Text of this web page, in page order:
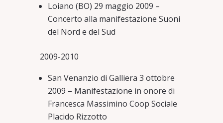
Loiano (BO) 29 maggio 2009 –
Concerto alla manifestazione Suoni
del Nord e del Sud
2009-2010
San Venanzio di Galliera 3 ottobre
2009 – Manifestazione in onore di
Francesca Massimino Coop Sociale
Placido Rizzotto